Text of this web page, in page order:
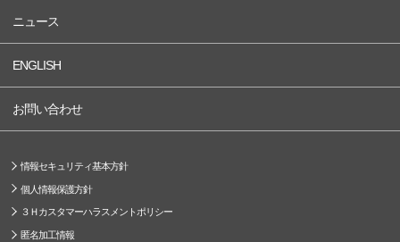
ニュース
ENGLISH
お問い合わせ
情報セキュリティ基本方針
個人情報保護方針
３Ｈカスタマーハラスメントポリシー
匿名加工情報